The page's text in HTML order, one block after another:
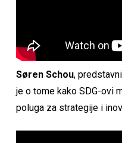
Søren Schou,
je o tome kako SDG-ovi
poluga za strategije i